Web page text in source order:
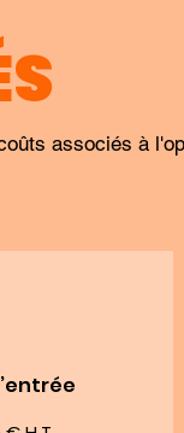
associés à